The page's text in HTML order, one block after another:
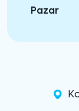
Pazar